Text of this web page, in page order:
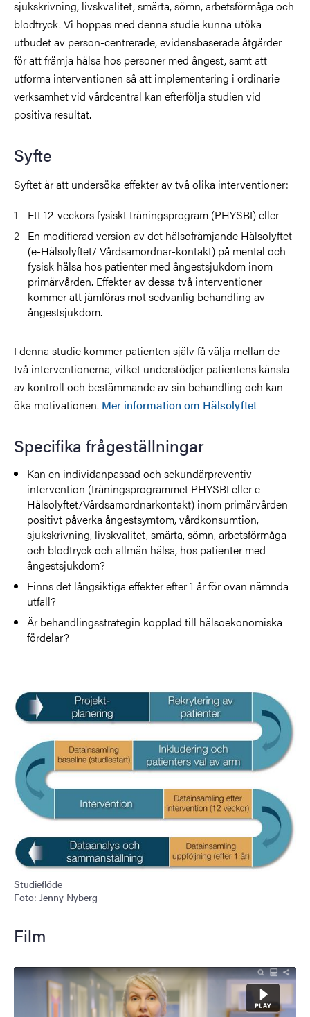
sjukskrivning, livskvalitet, smärta, sömn, arbetsförmåga och
blodtryck. Vi hoppas med denna studie kunna utöka
utbudet av person-centrerade, evidensbaserade åtgärder
för att främja hälsa hos personer med ångest, samt att
utforma interventionen så att implementering i ordinarie
verksamhet vid vårdcentral kan efterfölja studien vid
positiva resultat.
Syfte
Syftet är att undersöka effekter av två olika interventioner:
Ett 12-veckors fysiskt träningsprogram (PHYSBI) eller
En modifierad version av det hälsofrämjande Hälsolyftet
(e-Hälsolyftet/ Vårdsamordnar-kontakt) på mental och
fysisk hälsa hos patienter med ångestsjukdom inom
primärvården. Effekter av dessa två interventioner
kommer att jämföras mot sedvanlig behandling av
ångestsjukdom.
I denna studie kommer patienten själv få välja mellan de
två interventionerna, vilket understödjer patientens känsla
av kontroll och bestämmande av sin behandling och kan
öka motivationen. Mer information om Hälsolyftet
Specifika frågeställningar
Kan en individanpassad och sekundärpreventiv
intervention (träningsprogrammet PHYSBI eller e-
Hälsolyftet/Vårdsamordnarkontakt) inom primärvården
positivt påverka ångestsymtom, vårdkonsumtion,
sjukskrivning, livskvalitet, smärta, sömn, arbetsförmåga
och blodtryck och allmän hälsa, hos patienter med
ångestsjukdom?
Finns det långsiktiga effekter efter 1 år för ovan nämnda
utfall?
Är behandlingsstrategin kopplad till hälsoekonomiska
fördelar?
Studieflöde
Foto: Jenny Nyberg
Film